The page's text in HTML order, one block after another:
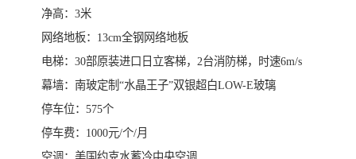
净高：3米
网络地板：13cm全钢网络地板
电梯：30部原装进口日立客梯，2台消防梯，时速6m/s
幕墙：南玻定制“水晶王子”双银超白LOW-E玻璃
停车位：575个
停车费：1000元/个/月